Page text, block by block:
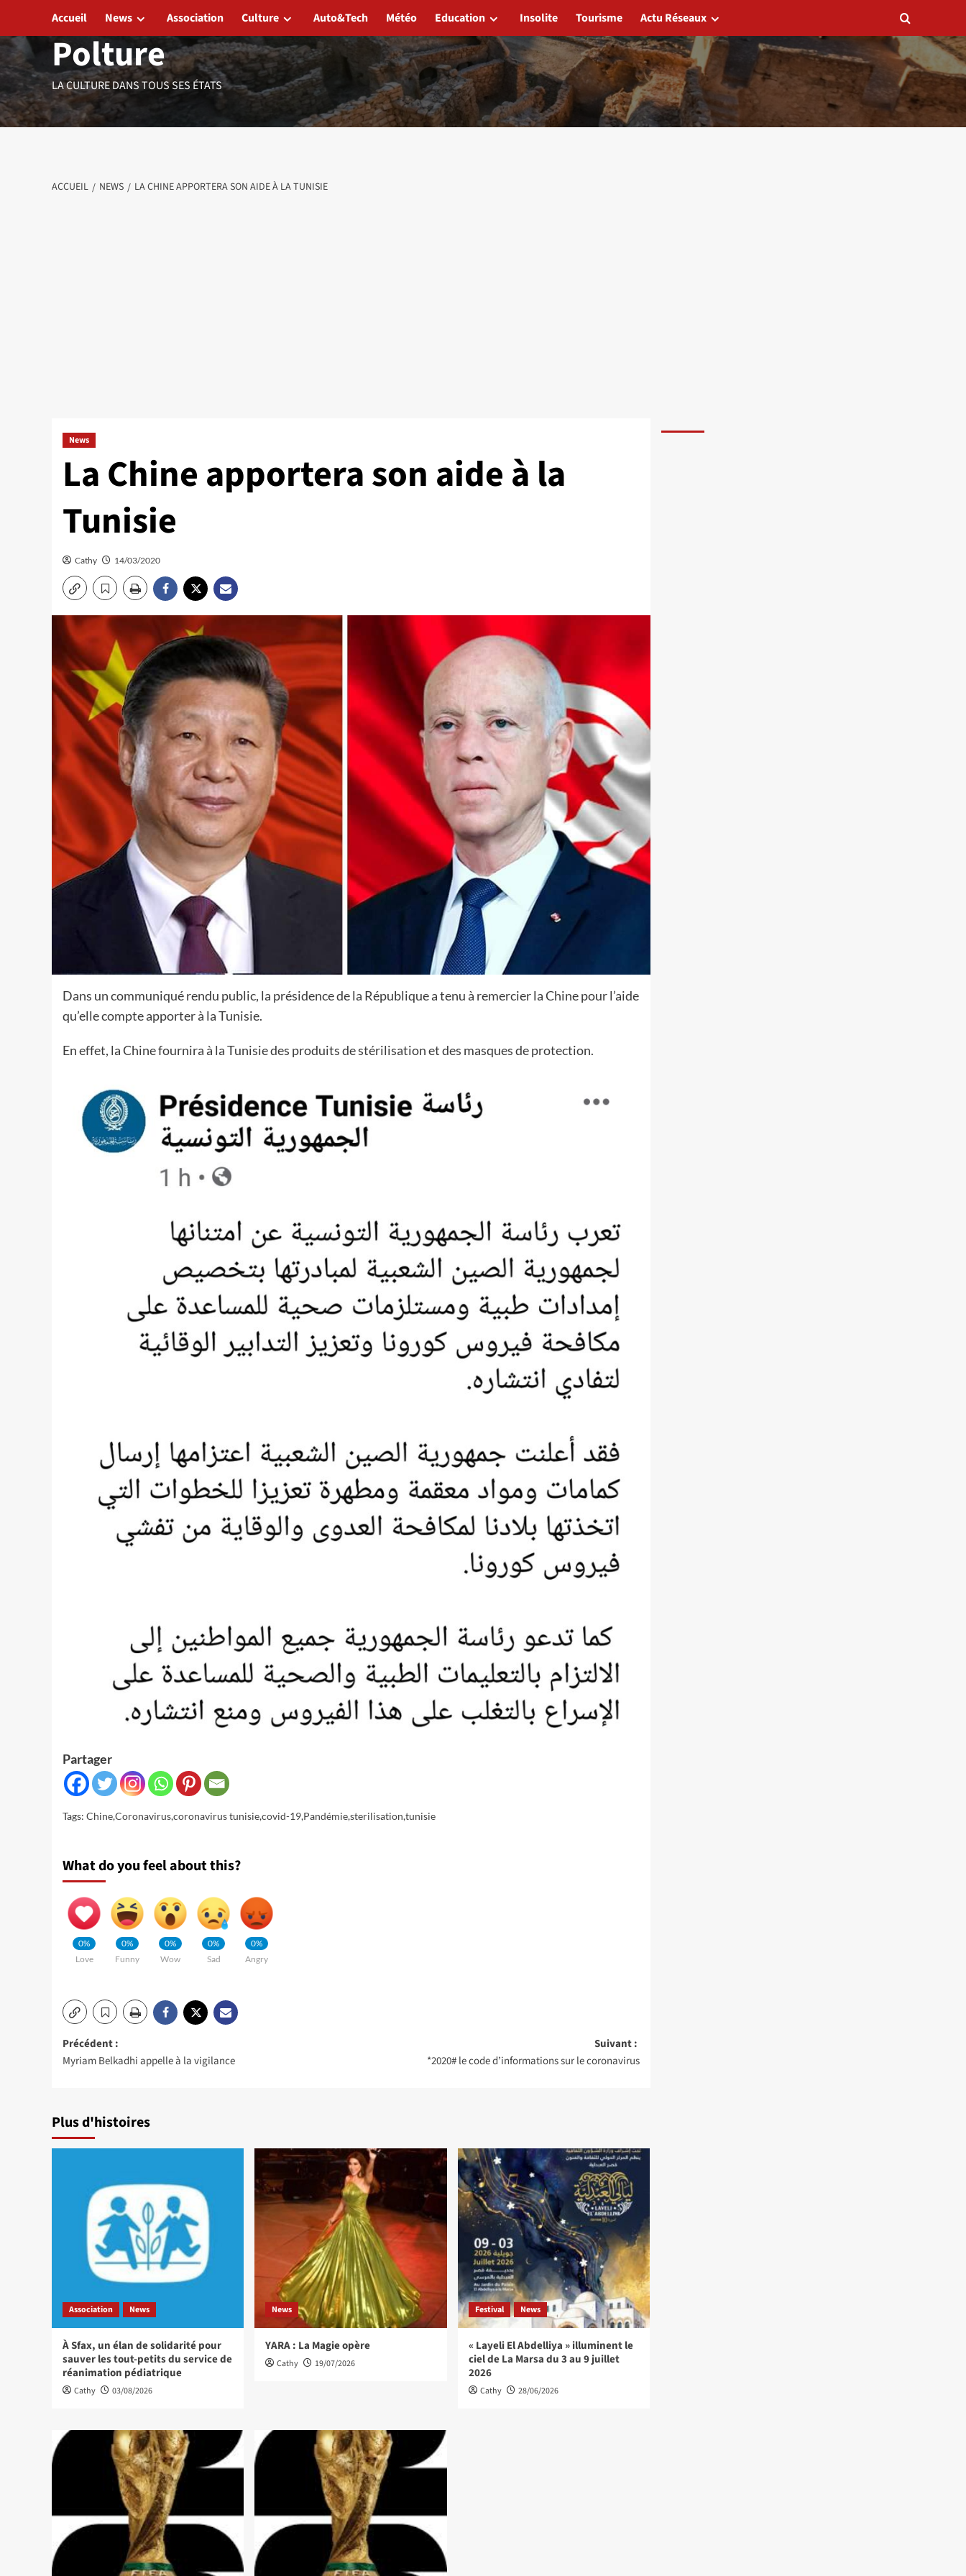
contenu
Polture
LA CULTURE DANS TOUS SES ÉTATS
Accueil News Association Culture Auto&Tech Météo Education Insolite Tourisme Actu Réseaux
ACCUEIL NEWS LA CHINE APPORTERA SON AIDE À LA TUNISIE
News
La Chine apportera son aide à la
Tunisie
Cathy 14/03/2020
Dans un communiqué rendu public, la présidence de la République a tenu à remercier la Chine pour l’aide
qu’elle compte apporter à la Tunisie.
En effet, la Chine fournira à la Tunisie des produits de stérilisation et des masques de protection.
Partager
Tags: Chine,Coronavirus,coronavirus tunisie,covid-19,Pandémie,sterilisation,tunisie
What do you feel about this?
0%
Love
0%
Funny
0%
Wow
0%
Sad
0%
Angry
Navigation
d’article
Précédent :
Myriam Belkadhi appelle à la vigilance
Suivant :
*2020# le code d’informations sur le coronavirus
Plus d'histoires
Association News
À Sfax, un élan de solidarité pour
sauver les tout-petits du service de
réanimation pédiatrique
Cathy 03/08/2026
News
YARA : La Magie opère
Cathy 19/07/2026
Festival News
« Layeli El Abdelliya » illuminent le
ciel de La Marsa du 3 au 9 juillet
2026
Cathy 28/06/2026